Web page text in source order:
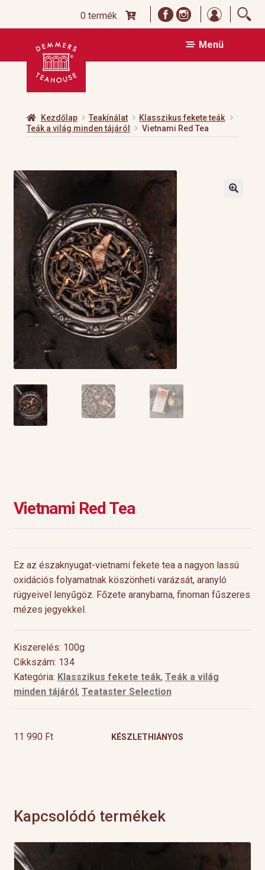
0 termék
Ugrás
navigációhoz
Kilépés
tartalomba
Menü
Kezdőlap Teakínálat
Klasszikus fekete teák
Teák a világ minden tájáról
Vietnami Red Tea
Vietnami Red Tea
Ez az északnyugat-vietnami fekete tea a nagyon lassú
oxidációs folyamatnak köszönheti varázsát, aranyló
rügyeivel lenyűgöz. Főzete aranybarna, finoman fűszeres
mézes jegyekkel.
Kiszerelés: 100g
Cikkszám: 134
Kategória: Klasszikus fekete teák, Teák a világ
minden tájáról , Teataster Selection
11 990 Ft KÉSZLETHIÁNYOS
Kapcsolódó termékek